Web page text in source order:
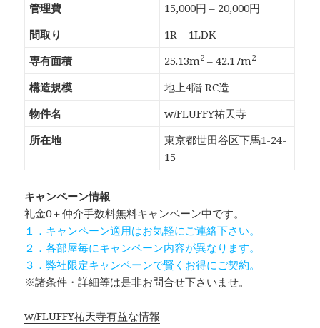
管理費
15,000円 – 20,000円
間取り
1R – 1LDK
専有面積
25.13m2 – 42.17m2
構造規模
地上4階 RC造
物件名
w/FLUFFY祐天寺
所在地
東京都世田谷区下馬1-24-
15
キャンペーン情報
礼金0＋仲介手数料無料キャンペーン中です。
１．キャンペーン適用はお気軽にご連絡下さい。
２．各部屋毎にキャンペーン内容が異なります。
３．弊社限定キャンペーンで賢くお得にご契約。
※諸条件・詳細等は是非お問合せ下さいませ。
w/FLUFFY祐天寺有益な情報